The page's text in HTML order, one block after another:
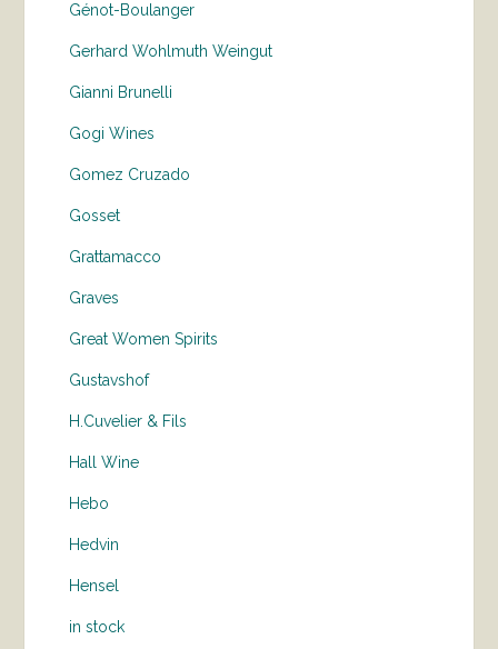
Génot-Boulanger
Gerhard Wohlmuth Weingut
Gianni Brunelli
Gogi Wines
Gomez Cruzado
Gosset
Grattamacco
Graves
Great Women Spirits
Gustavshof
H.Cuvelier & Fils
Hall Wine
Hebo
Hedvin
Hensel
in stock